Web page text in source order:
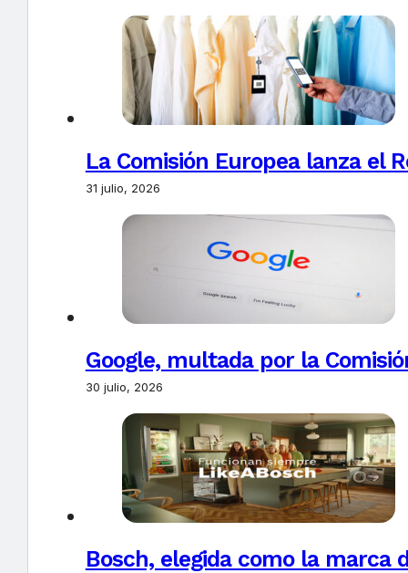
La Comisión Europea lanza el
31 julio, 2026
Google, multada por la
30 julio, 2026
Bosch, elegida como la marca